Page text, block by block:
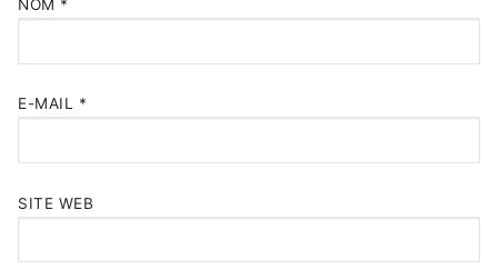
NOM *
E-MAIL *
SITE WEB